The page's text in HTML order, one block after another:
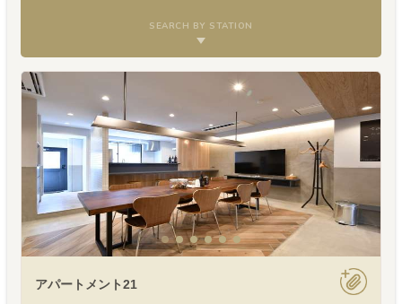
SEARCH BY STATION
アパートメント21